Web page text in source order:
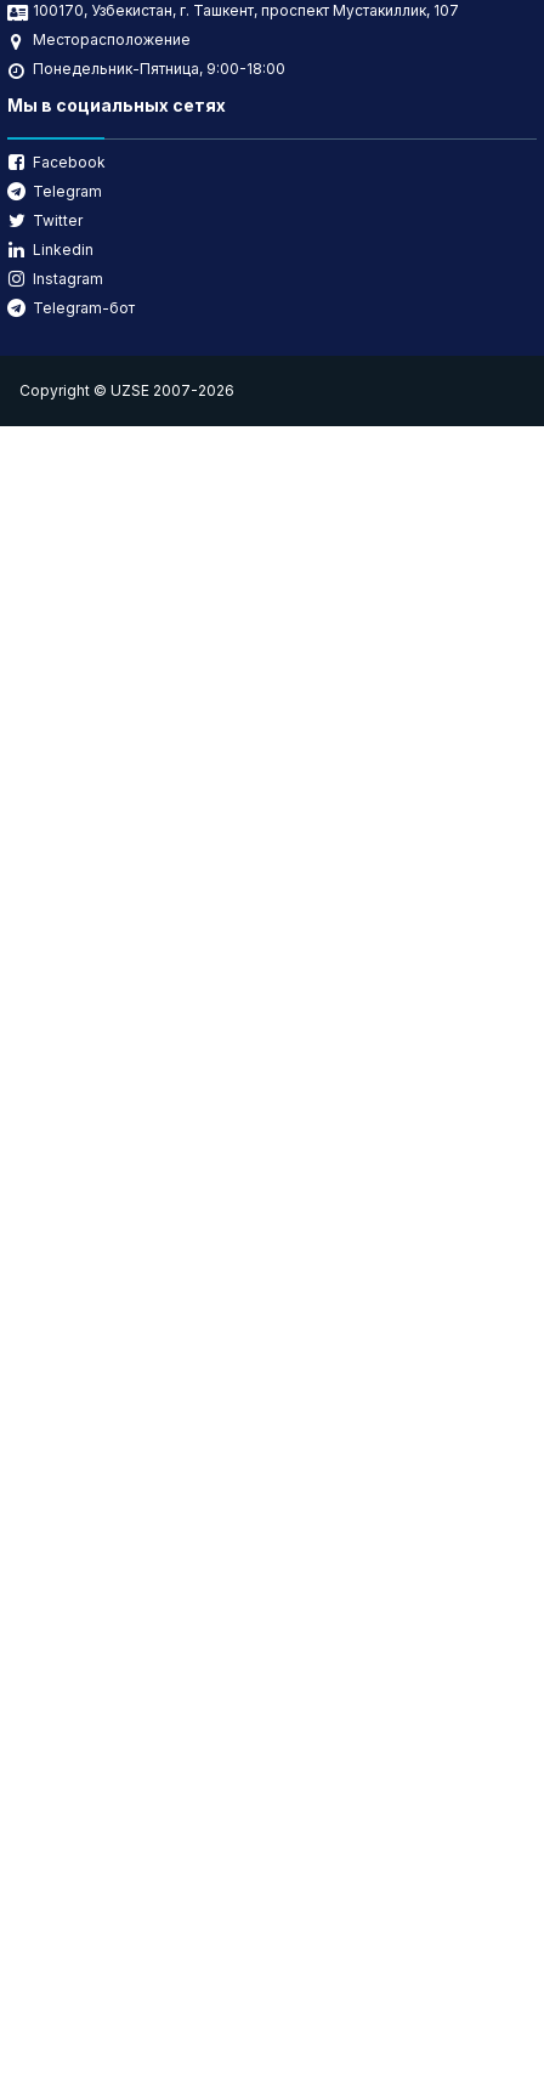
100170, Узбекистан, г. Ташкент, проспект Мустакиллик, 107
Месторасположение
Понедельник-Пятница, 9:00-18:00
Мы в социальных сетях
Facebook
Telegram
Twitter
Linkedin
Instagram
Telegram-бот
Copyright © UZSE 2007-2026